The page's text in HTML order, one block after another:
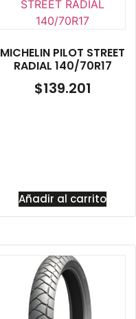
MICHELIN PILOT STREET
RADIAL 140/70R17
$139.201
Añadir al carrito